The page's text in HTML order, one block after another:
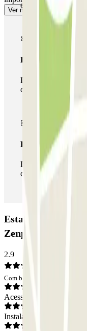
Ver mais
estacionamento uma
Passe
Durante a sua
de estacionamento
Passe ilimitado
Durante a sua
estacionamento as
Estacionamento
Zenpark: Opiniões
2.9
Com base em 3 opiniões
Acesso
Instalações